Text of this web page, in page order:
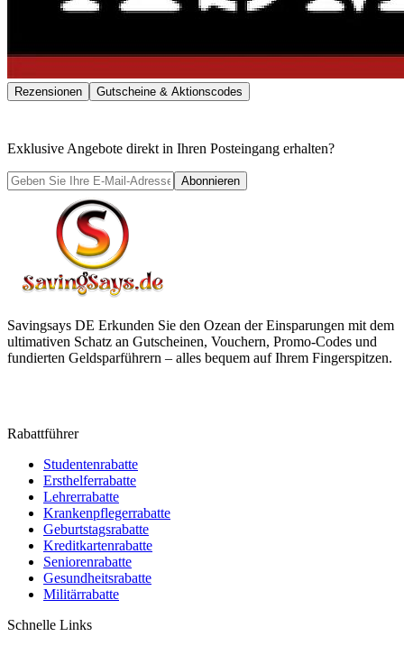
Rezensionen Gutscheine & Aktionscodes
Exklusive Angebote direkt in Ihren Posteingang erhalten?
Abonnieren
Savingsays DE Erkunden Sie den Ozean der Einsparungen mit dem
ultimativen Schatz an Gutscheinen, Vouchern, Promo-Codes und
fundierten Geldsparführern – alles bequem auf Ihrem Fingerspitzen.
Rabattführer
Studentenrabatte
Ersthelferrabatte
Lehrerrabatte
Krankenpflegerrabatte
Geburtstagsrabatte
Kreditkartenrabatte
Seniorenrabatte
Gesundheitsrabatte
Militärrabatte
Schnelle Links